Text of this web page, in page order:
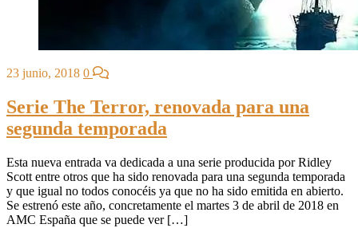
23 junio, 2018 0
Serie The Terror, renovada para una
segunda temporada
Esta nueva entrada va dedicada a una serie producida por Ridley
Scott entre otros que ha sido renovada para una segunda temporada
y que igual no todos conocéis ya que no ha sido emitida en abierto.
Se estrenó este año, concretamente el martes 3 de abril de 2018 en
AMC España que se puede ver […]